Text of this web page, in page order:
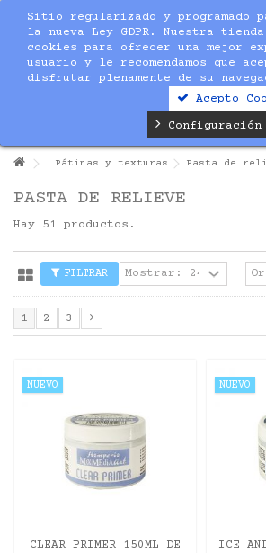
Sitio regularizado y programado
la nueva Ley GDPR. Nuestra
cookies para ofrecer una mejor
usuario y le recomendamos que
disfrutar plenamente de su
Acepto
Configuración
Pátinas y texturas Pasta de
PASTA DE RELIEVE
Hay 51 productos.
FILTRAR
1 2 3
NUEVO
CLEAR PRIMER 150ML DE
NUEVO
ICE